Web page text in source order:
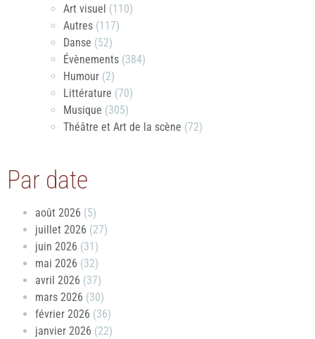
Art visuel (110)
Autres (117)
Danse (52)
Évènements (384)
Humour (2)
Littérature (70)
Musique (305)
Théâtre et Art de la scène (72)
Par date
août 2026 (5)
juillet 2026 (27)
juin 2026 (31)
mai 2026 (32)
avril 2026 (37)
mars 2026 (30)
février 2026 (36)
janvier 2026 (22)